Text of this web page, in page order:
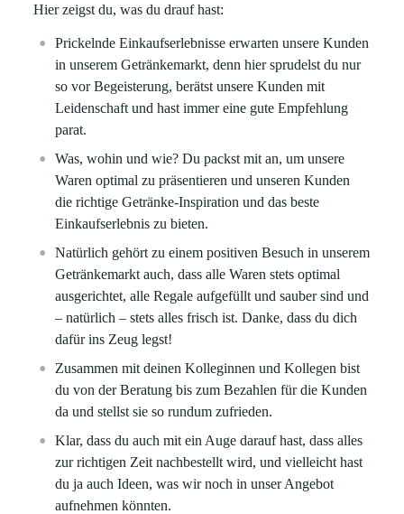
Hier zeigst du, was du drauf hast:
Prickelnde Einkaufserlebnisse erwarten unsere Kunden
in unserem Getränkemarkt, denn hier sprudelst du nur
so vor Begeisterung, berätst unsere Kunden mit
Leidenschaft und hast immer eine gute Empfehlung
parat.
Was, wohin und wie? Du packst mit an, um unsere
Waren optimal zu präsentieren und unseren Kunden
die richtige Getränke-Inspiration und das beste
Einkaufserlebnis zu bieten.
Natürlich gehört zu einem positiven Besuch in unserem
Getränkemarkt auch, dass alle Waren stets optimal
ausgerichtet, alle Regale aufgefüllt und sauber sind und
– natürlich – stets alles frisch ist. Danke, dass du dich
dafür ins Zeug legst!
Zusammen mit deinen Kolleginnen und Kollegen bist
du von der Beratung bis zum Bezahlen für die Kunden
da und stellst sie so rundum zufrieden.
Klar, dass du auch mit ein Auge darauf hast, dass alles
zur richtigen Zeit nachbestellt wird, und vielleicht hast
du ja auch Ideen, was wir noch in unser Angebot
aufnehmen könnten.